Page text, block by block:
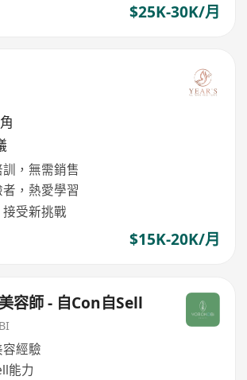
$25K-30K/月
，無需銷售
，熱愛學習
受新挑戰
$15K-20K/月
容師 - 自Con自Sell
經驗
能力